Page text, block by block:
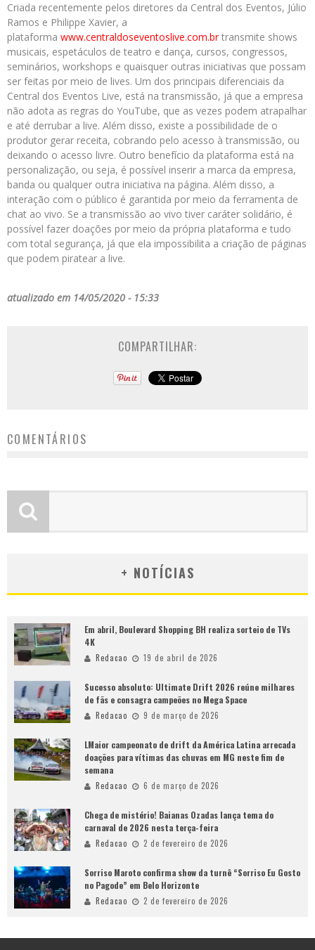
Criada recentemente pelos diretores da Central dos Eventos, Júlio
Ramos e Philippe Xavier, a
plataforma www.centraldoseventoslive.com.brtransmite shows
musicais, espetáculos de teatro e dança, cursos, congressos,
seminários, workshops e quaisquer outras iniciativas que possam
ser feitas por meio de lives. Um dos principais diferenciais da
Central dos Eventos Live, está na transmissão, já que a empresa
não adota as regras do YouTube, que as vezes podem atrapalhar
e até derrubar a live. Além disso, existe a possibilidade de o
produtor gerar receita, cobrando pelo acesso à transmissão, ou
deixando o acesso livre. Outro benefício da plataforma está na
personalização, ou seja, é possível inserir a marca da empresa,
banda ou qualquer outra iniciativa na página. Além disso, a
interação com o público é garantida por meio da ferramenta de
chat ao vivo. Se a transmissão ao vivo tiver caráter solidário, é
possível fazer doações por meio da própria plataforma e tudo
com total segurança, já que ela impossibilita a criação de páginas
que podem piratear a live.
atualizado em 14/05/2020 - 15:33
COMPARTILHAR:
COMENTÁRIOS
+ NOTÍCIAS
Em abril, Boulevard Shopping BH realiza sorteio de TVs
4K
Redacao 19 de abril de 2026
Sucesso absoluto: Ultimate Drift 2026 reúne milhares
de fãs e consagra campeões no Mega Space
Redacao 9 de março de 2026
LMaior campeonato de drift da América Latina arrecada
doações para vítimas das chuvas em MG neste fim de
semana
Redacao 6 de março de 2026
Chega de mistério! Baianas Ozadas lança tema do
carnaval de 2026 nesta terça-feira
Redacao 2 de fevereiro de 2026
Sorriso Maroto confirma show da turnê “Sorriso Eu Gosto
no Pagode” em Belo Horizonte
Redacao 2 de fevereiro de 2026